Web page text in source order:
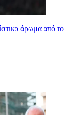
άρωμα από το